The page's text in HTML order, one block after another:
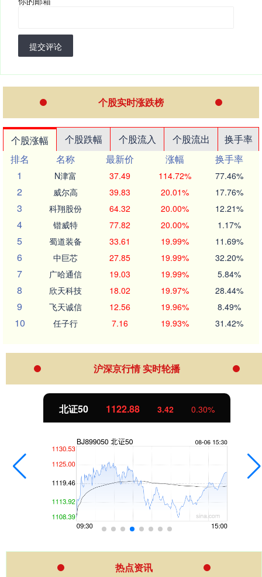
提交评论
个股实时涨跌榜
个股涨幅 个股跌幅 个股流入 个股流出
换手率
排名
名称 最新价 涨幅
换手率
1
N津富 37.49 114.72% 77.46%
2 威尔高 39.83 20.01% 17.76%
3 科翔股份 64.32 20.00% 12.21%
4 锴威特 77.82 20.00% 1.17%
5 蜀道装备 33.61 19.99% 11.69%
6 中巨芯 27.85 19.99% 32.20%
7 广哈通信 19.03 19.99% 5.84%
8 欣天科技 18.02 19.97% 28.44%
9 飞天诚信 12.56 19.96% 8.49%
10 任子行 7.16 19.93% 31.42%
沪深京行情 实时轮播
北证50 1122.88 3.42 0.30%
热点资讯